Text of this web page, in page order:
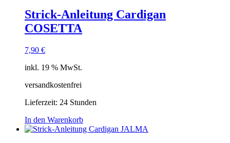
Strick-Anleitung Cardigan
COSETTA
7,90 €
inkl. 19 % MwSt.
versandkostenfrei
Lieferzeit: 24 Stunden
In den Warenkorb